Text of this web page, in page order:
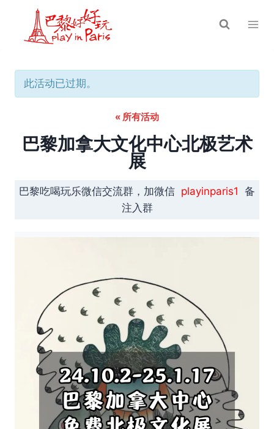
此活动已过期。
« 所有活动
巴黎加拿大文化中心北极艺术
展
巴黎吃喝玩乐微信交流群，加微信 playinparis1 备
注入群